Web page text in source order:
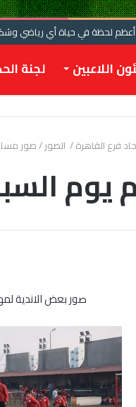
لحظة في حياة أي رياضي
اللاعبين لجنة
فرع القاهرة/ الصور/صور مسابقات
بالنادى
صور بعض الاندية